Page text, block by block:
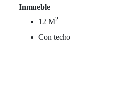
Inmueble
12 M2
Con techo